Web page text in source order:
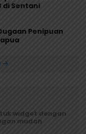
di Sentani
Penipuan
widget dengan
mudah